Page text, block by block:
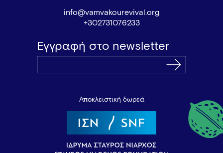
info@vamvakourevival.org
+302731076233
Εγγραφή στο newsletter
Αποκλειστική δωρεά